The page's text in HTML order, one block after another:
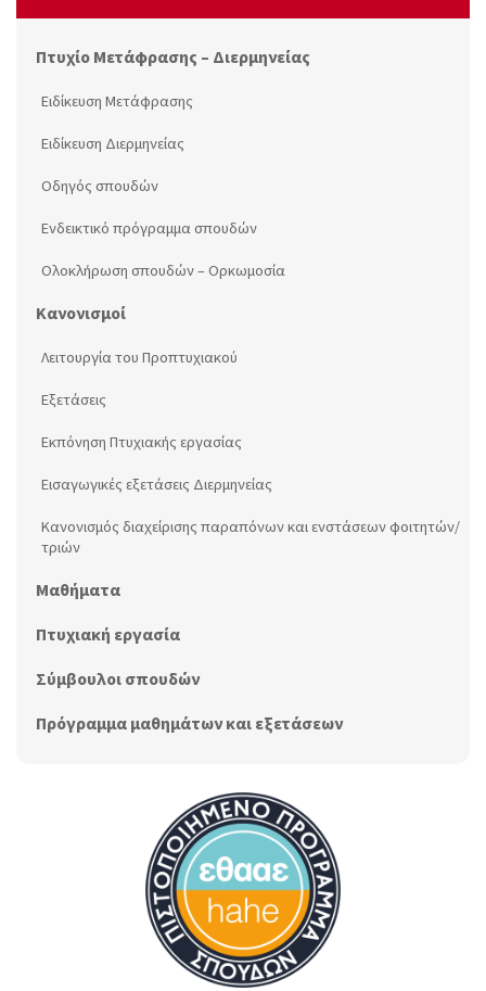
Πτυχίο Μετάφρασης – Διερμηνείας
Ειδίκευση Μετάφρασης
Ειδίκευση Διερμηνείας
Οδηγός σπουδών
Ενδεικτικό πρόγραμμα σπουδών
Ολοκλήρωση σπουδών – Ορκωμοσία
Κανονισμοί
Λειτουργία του Προπτυχιακού
Εξετάσεις
Εκπόνηση Πτυχιακής εργασίας
Εισαγωγικές εξετάσεις Διερμηνείας
Κανονισμός διαχείρισης παραπόνων και ενστάσεων φοιτητών/
τριών
Μαθήματα
Πτυχιακή εργασία
Σύμβουλοι σπουδών
Πρόγραμμα μαθημάτων και εξετάσεων